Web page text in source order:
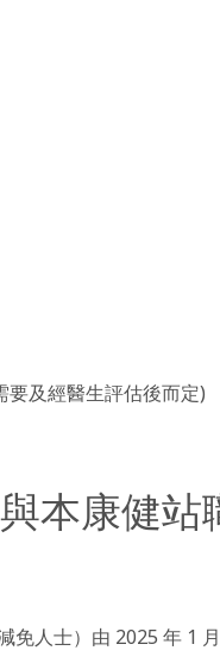
及經醫生評估後而定)
與本康健站
人士）由 2025 年 1